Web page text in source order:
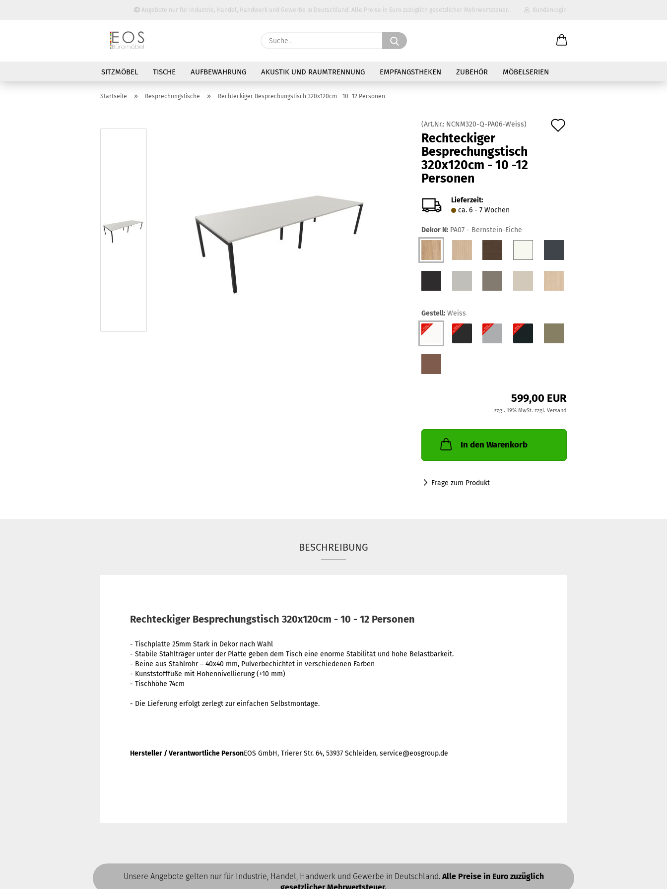
Angebote nur für Industrie, Handel, Handwerk und Gewerbe in Deutschland. Alle Preise in Euro zuzüglich gesetzlicher Mehrwertsteuer. Kundenlogin
Konto erstellen
Passwort vergessen?
Suche...
SITZMÖBEL TISCHE AUFBEWAHRUNG AKUSTIK UND RAUMTRENNUNG EMPFANGSTHEKEN ZUBEHÖR MÖBELSERIEN
BESPRECHUNGSTISCHE
Startseite » Besprechungstische » Rechteckiger Besprechungstisch 320x120cm - 10 -12 Personen
(Art.Nr.: NCNM320-Q-PA06-Weiss)
Rechteckiger
Besprechungstisch
320x120cm - 10 -12
Personen
Lieferzeit:
ca. 6 - 7 Wochen
Dekor N: PA07 - Bernstein-Eiche
Gestell: Weiss
599,00 EUR
zzgl. 19% MwSt. zzgl. Versand
In den Warenkorb
Frage zum Produkt
BESCHREIBUNG
Rechteckiger Besprechungstisch 320x120cm - 10 - 12 Personen
- Tischplatte 25mm Stark in Dekor nach Wahl
- Stabile Stahlträger unter der Platte geben dem Tisch eine enorme Stabilität und hohe Belastbarkeit.
- Beine aus Stahlrohr – 40x40 mm, Pulverbechichtet in verschiedenen Farben
- Kunststofffüße mit Höhennivellierung (+10 mm)
- Tischhöhe 74cm
- Die Lieferung erfolgt zerlegt zur einfachen Selbstmontage.
Hersteller / Verantwortliche PersonEOS GmbH, Trierer Str. 64, 53937 Schleiden, service@eosgroup.de
Unsere Angebote gelten nur für Industrie, Handel, Handwerk und Gewerbe in Deutschland. Alle Preise in Euro zuzüglich
gesetzlicher Mehrwertsteuer.